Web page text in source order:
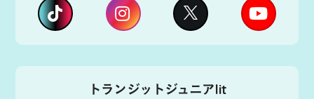
トランジットジュニアlit